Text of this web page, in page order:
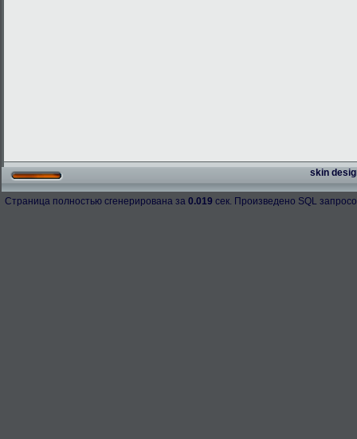
skin
Страница полностью сгенерирована за 0.019 сек. Произведено SQL